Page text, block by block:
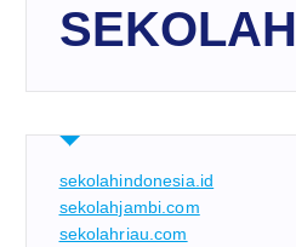
SEKOLAH
sekolahindonesia.id
sekolahjambi.com
sekolahriau.com